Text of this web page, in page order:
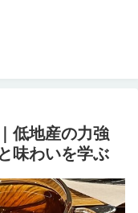
低地産の力強
味わいを学ぶ